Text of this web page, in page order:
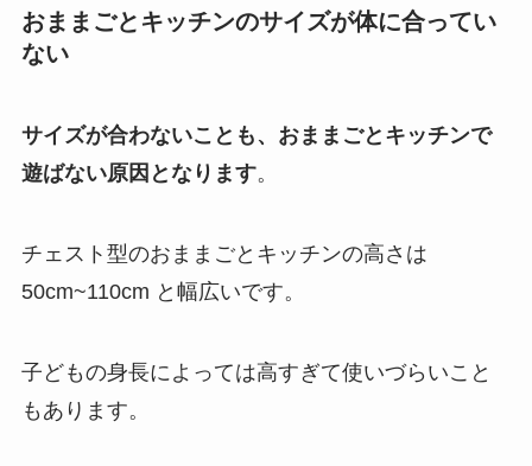
おままごとキッチンのサイズが体に合ってい
ない
サイズが合わないことも、おままごとキッチンで
遊ばない原因となります。
チェスト型のおままごとキッチンの高さは
50cm~110cm と幅広いです。
子どもの身長によっては高すぎて使いづらいこと
もあります。